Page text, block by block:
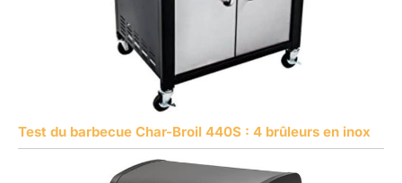
Test du barbecue Char-Broil 440S : 4 brûleurs en inox